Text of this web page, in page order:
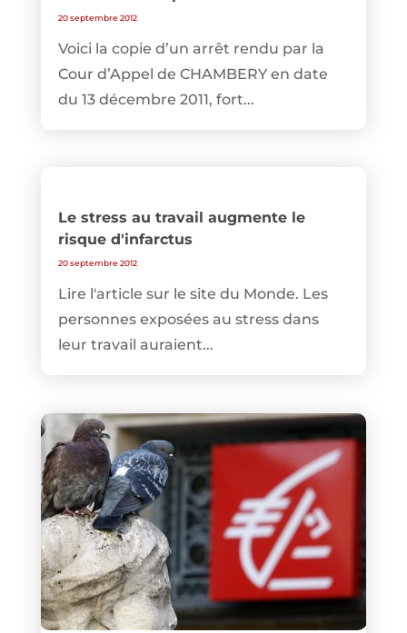
20 septembre 2012
Voici la copie d’un arrêt rendu par la
Cour d’Appel de CHAMBERY en date
du 13 décembre 2011, fort...
Le stress au travail augmente le
risque d'infarctus
20 septembre 2012
Lire l'article sur le site du Monde. Les
personnes exposées au stress dans
leur travail auraient...